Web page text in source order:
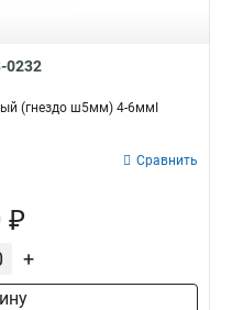
0232
(гнездо ш5мм) 4-6ммІ
Сравнить
₽
+